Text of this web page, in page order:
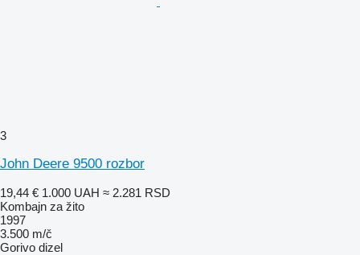
3
John Deere 9500 rozbor
19,44 € 1.000 UAH ≈ 2.281 RSD
Kombajn za žito
1997
3.500 m/č
Gorivo dizel